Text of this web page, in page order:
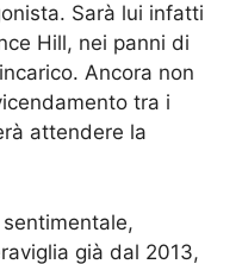
Sarà lui infatti
Hill, nei panni di
Ancora non
tra i
attendere la
già dal 2013,